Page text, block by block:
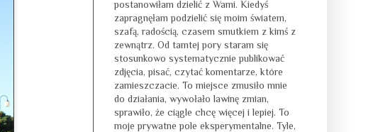
postanowiłam dzielić z Wami. Kiedyś
zapragnęłam podzielić się moim światem,
szafą, radością, czasem smutkiem z kimś z
zewnątrz. Od tamtej pory staram się
stosunkowo systematycznie publikować
zdjęcia, pisać, czytać komentarze, które
zamieszczacie. To miejsce zmusiło mnie
do działania, wywołało lawinę zmian,
sprawiło, że ciągle chcę więcej i lepiej. To
moje prywatne pole eksperymentalne. Tyle,